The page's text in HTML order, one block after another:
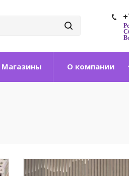
Магазины О компании